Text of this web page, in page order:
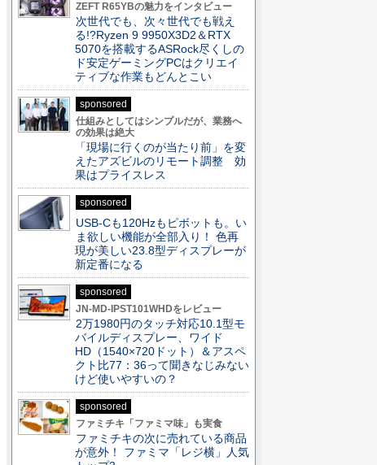
ZEFT R65YBの魅力をインタビュー
次世代でも、次々世代でも戦え
る!?Ryzen 9 9950X3D2＆RTX
5070を搭載するASRock尽くしの
ド安定ゲーミングPCはクリエイ
ティブな作業もどんとこい
sponsored
仕組みとしてはシンプルだが、業務へ
の効果は絶大
「現場に行くのが当たり前」を変
えたアズビルのリモート調整 効
果はプライスレス
sponsored
USB-Cも120Hzもピボットも。い
ま欲しい機能が全部入り！ 色再
現が美しい23.8型ディスプレーが
新定番になる
sponsored
JN-MD-IPST101WHDをレビュー
2万1980円のタッチ対応10.1型モ
バイルディスプレー、ワイド
HD（1540×720ドット）＆アスペ
クト比77：36って聞きなじみない
けど使いやすいの？
sponsored
ファミチキ「ファミマ味」も実食
ファミチキの次に売れている商品
が意外！ ファミマ「レジ横」人気